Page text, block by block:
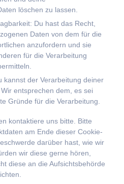
löschen zu lassen.
Du hast das Recht,
Daten von dem für die
anzufordern und sie
für die Verarbeitung
kannst der Verarbeitung deiner
entsprechen dem, es sei
Gründe für die Verarbeitung.
kontaktiere uns bitte. Bitte
am Ende dieser Cookie-
darüber hast, wie wir
wir diese gerne hören,
diese an die Aufsichtsbehörde